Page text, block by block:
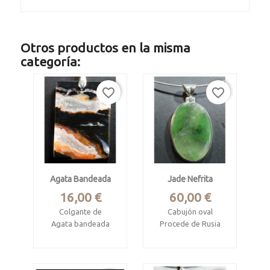
Otros productos en la misma
categoría:
Agata Bandeada
Precio
16,00 €
Colgante de
Agata bandeada
favorite_border
Jade Nefrita
Precio
60,00 €
Cabujón oval
Procede de Rusia
favorite_border